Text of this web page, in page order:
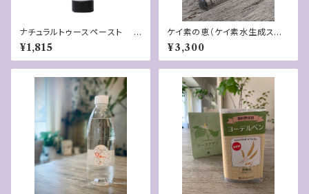
ナチュラルトゥースペースト -
ソルト&ミント-
¥1,815
ケイ素の恵（ケイ素水生成スティ
ック）
¥3,300